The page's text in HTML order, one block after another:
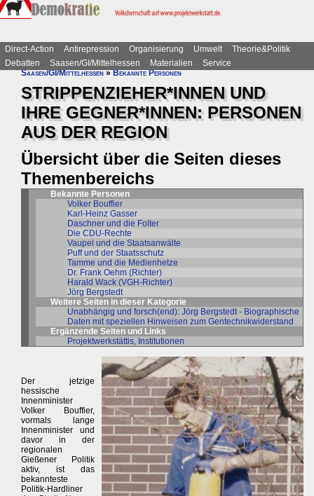
Direct-Action Antirepression Organisierung Umwelt
Theorie&Politik
Debatten
Saasen/GI/Mittelhessen Materialien
Service
Saasen/GI/Mittelhessen»Bekannte Personen
STRIPPENZIEHER*INNEN UND
IHRE GEGNER*INNEN: PERSONEN
AUS DER REGION
Übersicht über die Seiten dieses
Themenbereichs
Bekannte Personen
Volker Bouffier
Karl-Heinz Gasser
Daschner und die Folter
Die CDU-Rechte
Vaupel und die Staatsanwälte
Puff und der Staatsschutz
Tamme und die Medienhetze
Dr. Frank Oehm (Richter)
Harald Wack (VGH-Richter)
Jörg Bergstedt
Weitere Seiten in dieser Kategorie
Unabhängig und forsch(end): Jörg Bergstedt - Biographische
Daten mit speziellen Hinweisen zum Gentechnikwiderstand
Ergänzende Seiten und Links
Projektwerkstättis, Institutionen
Der jetzige
hessische
Innenminister
Volker Bouffier,
vormals lange
Innenminister und
davor in der
regionalen
Gießener Politik
aktiv, ist das
bekannteste
Politik-Hardliner